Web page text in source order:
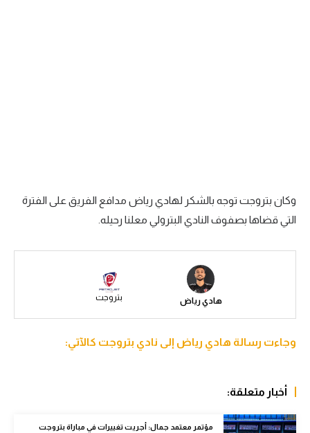
سعودي في الجول
الدوري الإنجليزي
دوري أبطال أوروبا
أمم إفريقيا
كرة السلة الأمريكية
وكان بتروجت توجه بالشكر لهادي رياض مدافع الفريق على الفترة
التي قضاها بصفوف النادي البترولي معلنا رحيله.
هادي رياض بتروجت
وجاءت رسالة هادي رياض إلى نادي بتروجت كالآتي:
أخبار متعلقة:
مؤتمر معتمد جمال: أجريت تغييرات في مباراة بتروجت